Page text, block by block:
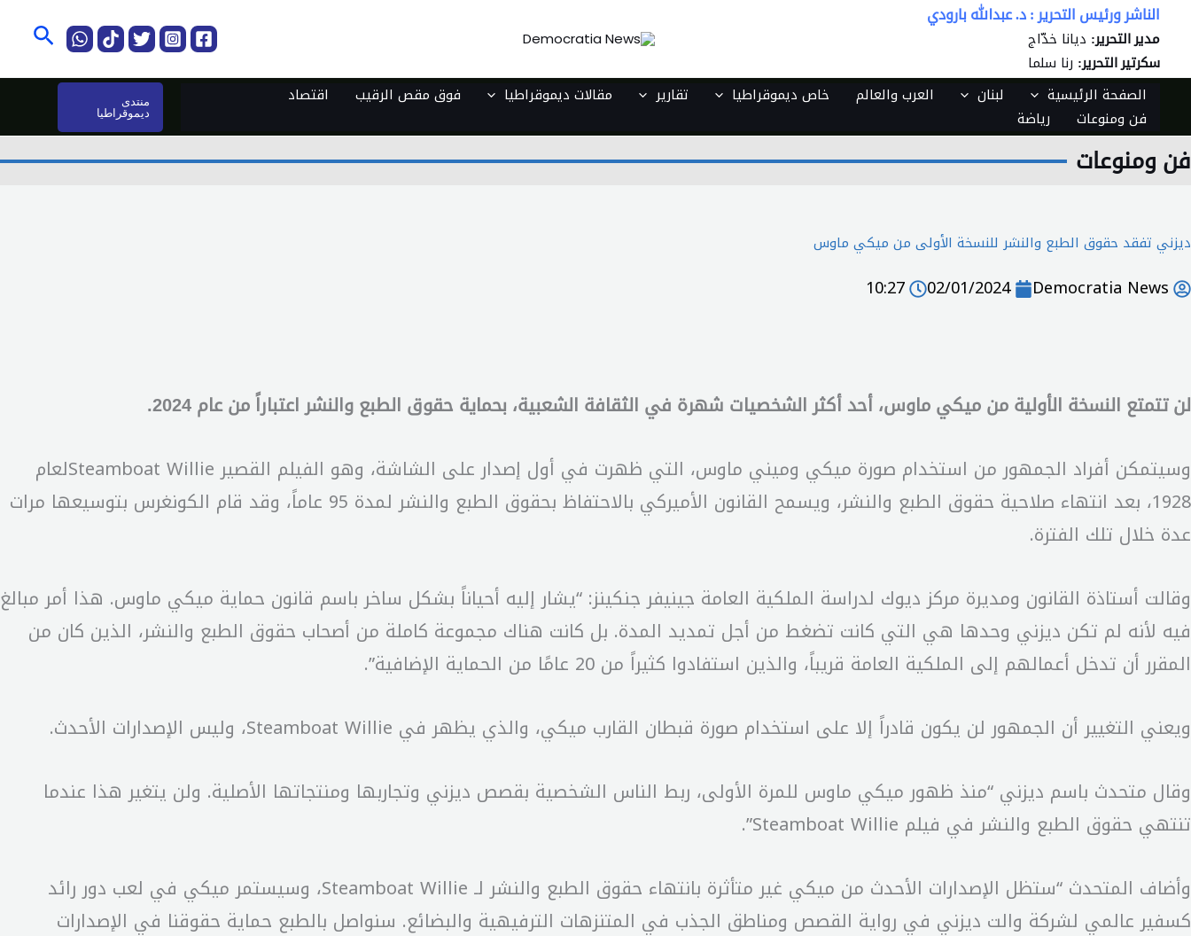
تخطي
المحتوى
الناشر ورئيس التحرير : د. عبدالله بارودي
مدير التحرير: ديانا خدّاج
سكرتير التحرير: رنا سلما
الصفحة الرئيسية لبنان العرب والعالم خاص ديموقراطيا تقارير مقالات ديموقراطيا فوق مقص الرقيب
اقتصاد
فن ومنوعات
رياضة
منتدى
ديموقراطيا
فن ومنوعات
ديزني تفقد حقوق الطبع والنشر للنسخة الأولى من ميكي ماوس
Democratia News
02/01/2024
10:27
لن تتمتع النسخة الأولية من ميكي ماوس، أحد أكثر الشخصيات شهرة في الثقافة الشعبية، بحماية حقوق الطبع والنشر اعتباراً من عام 2024.
وسيتمكن أفراد الجمهور من استخدام صورة ميكي وميني ماوس، التي ظهرت في أول إصدار على الشاشة، وهو الفيلم القصير Steamboat Willieلعام
1928، بعد انتهاء صلاحية حقوق الطبع والنشر، ويسمح القانون الأميركي بالاحتفاظ بحقوق الطبع والنشر لمدة 95 عاماً، وقد قام الكونغرس بتوسيعها مرات
عدة خلال تلك الفترة.
وقالت أستاذة القانون ومديرة مركز ديوك لدراسة الملكية العامة جينيفر جنكينز: “يشار إليه أحياناً بشكل ساخر باسم قانون حماية ميكي ماوس. هذا أمر مبالغ
فيه لأنه لم تكن ديزني وحدها هي التي كانت تضغط من أجل تمديد المدة. بل كانت هناك مجموعة كاملة من أصحاب حقوق الطبع والنشر، الذين كان من
المقرر أن تدخل أعمالهم إلى الملكية العامة قريباً، والذين استفادوا كثيراً من 20 عامًا من الحماية الإضافية”.
ويعني التغيير أن الجمهور لن يكون قادراً إلا على استخدام صورة قبطان القارب ميكي، والذي يظهر في Steamboat Willie، وليس الإصدارات الأحدث.
وقال متحدث باسم ديزني “منذ ظهور ميكي ماوس للمرة الأولى، ربط الناس الشخصية بقصص ديزني وتجاربها ومنتجاتها الأصلية. ولن يتغير هذا عندما
تنتهي حقوق الطبع والنشر في فيلم Steamboat Willie”.
وأضاف المتحدث “ستظل الإصدارات الأحدث من ميكي غير متأثرة بانتهاء حقوق الطبع والنشر لـ Steamboat Willie، وسيستمر ميكي في لعب دور رائد
كسفير عالمي لشركة والت ديزني في رواية القصص ومناطق الجذب في المتنزهات الترفيهية والبضائع. سنواصل بالطبع حماية حقوقنا في الإصدارات